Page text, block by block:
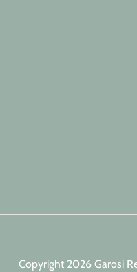
Copyright 2026 Garosi